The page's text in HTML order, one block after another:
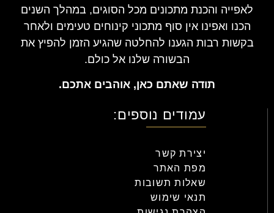
לאפייה והכנת מתכונים מכל הסוגים, במהלך השנים
הכנו ואפינו אין סוף מתכוני קינוחים טעימים ולאחר
בקשות רבות הגענו להחלטה שהגיע הזמן להפיץ את
הבשורה שלנו אל כולם.
תודה שאתם כאן, אוהבים אתכם.
עמודים נוספים:
יצירת קשר
מפת האתר
שאלות תשובות
תנאי שימוש